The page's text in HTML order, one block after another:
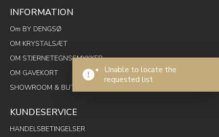
Unable to locate the
requested list
INFORMATION
Om BY DENGSØ
OM KRYSTALSÆT
OM STJERNETEGNSSMYKKER
OM GAVEKORT
SHOWROOM & BUTIK SPOTON
KUNDESERVICE
HANDELSBETINGELSER